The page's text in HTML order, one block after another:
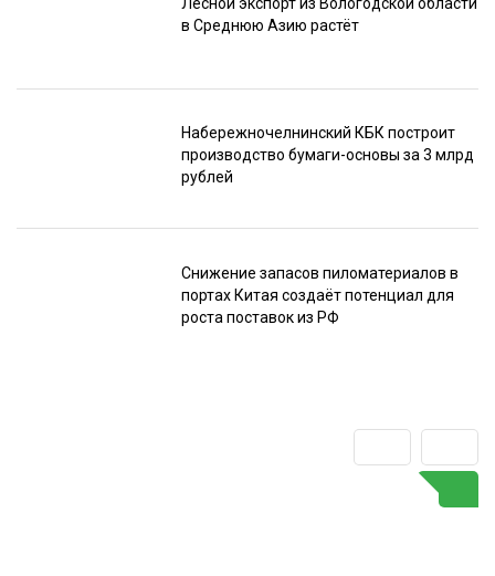
в Среднюю Азию растёт
Набережночелнинский КБК построит
производство бумаги-основы за 3 млрд
рублей
Снижение запасов пиломатериалов в
портах Китая создаёт потенциал для
роста поставок из РФ